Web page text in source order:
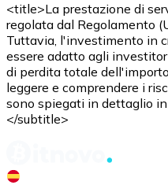
Acquista con bonifico
Carta di credito /
Usa le carte Visa e
Acquista con carta
Negozio - Carte regalo
<title>La prestazione di
regolata dal Regolamento
Tuttavia, l'investimento in
essere adatto agli
di perdita totale
leggere e comprendere i
sono spiegati in dettaglio
</subtitle>